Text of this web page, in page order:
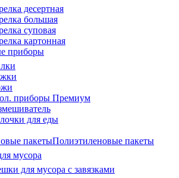
десертная
большая
суповая
картонная
приборы
приборы Премиум
для еды
Полиэтиленовые пакеты
мусора
для мусора с завязками